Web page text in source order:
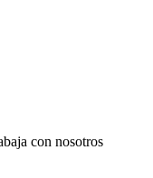
con nosotros